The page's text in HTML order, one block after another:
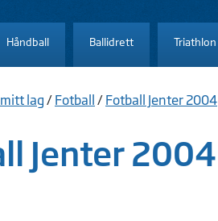
Håndball Ballidrett Triathlon
lag / Fotball / Fotball Jenter 2004
Jenter 2004